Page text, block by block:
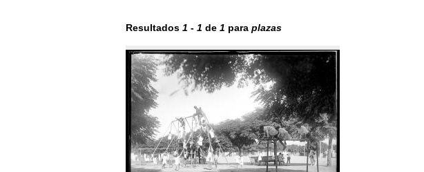
Resultados 1 - 1 de 1 para plazas